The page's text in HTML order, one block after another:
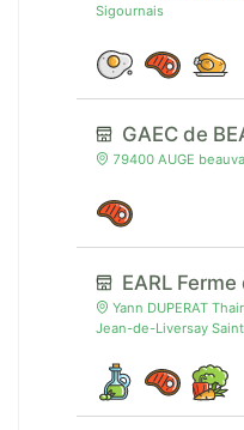
Sigournais
GAEC de
79400 AUGE
EARL
Yann DUPERAT
Jean-de-Liversay